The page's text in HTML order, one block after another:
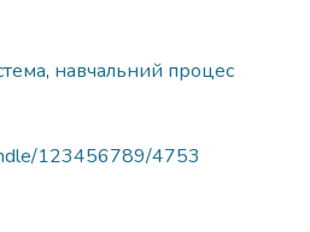
, навчальний процес
123456789/4753